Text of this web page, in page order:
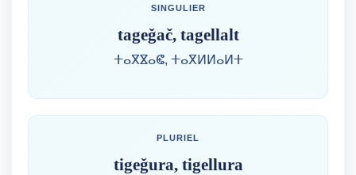
SINGULIER
tageǧač, tagellalt
ⵜⴰⴳⴵⴰⵞ, ⵜⴰⴳⵍⵍⴰⵍⵜ
PLURIEL
tigeǧura, tigellura